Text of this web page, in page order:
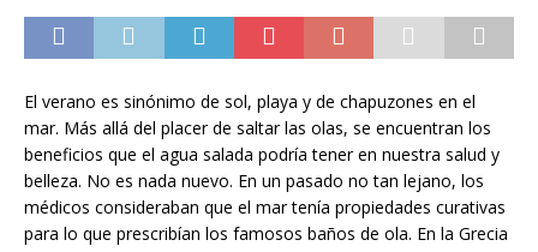
El verano es sinónimo de sol, playa y de chapuzones en el
mar. Más allá del placer de saltar las olas, se encuentran los
beneficios que el agua salada podría tener en nuestra salud y
belleza. No es nada nuevo. En un pasado no tan lejano, los
médicos consideraban que el mar tenía propiedades curativas
para lo que prescribían los famosos baños de ola. En la Grecia